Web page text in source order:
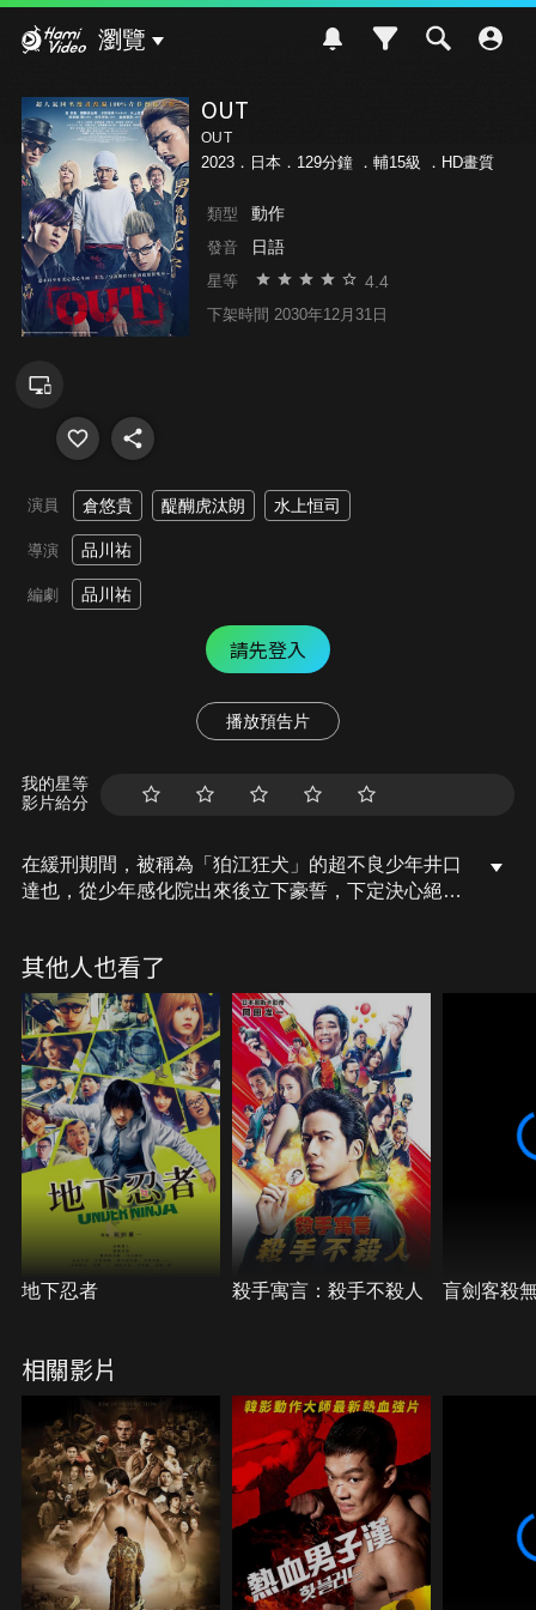
瀏覽
OUT
OUT
2023．日本．129分鐘 ． 輔15級 ．HD畫質
類型 動作
發音 日語
星等 4.4
下架時間 2030年12月31日
演員 倉悠貴 醍醐虎汰朗 水上恒司
導演 品川祐
編劇 品川祐
請先登入
播放預告片
我的星等
影片給分
在緩刑期間，被稱為「狛江狂犬」的超不良少年井口
達也，從少年感化院出來後立下豪誓，下定決心絕不
他不堪其擾，過往的仇家與紛擾再度找上門，歷經暴
走族的抗爭、與新夥伴的相遇，有了要守護的東西，
達也又會選擇怎樣的人生道路呢？
其他人也看了
地下忍者 殺手寓言：殺手不殺人 盲劍客殺
相關影片